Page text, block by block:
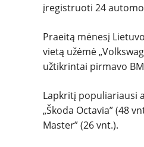
įregistruoti 24
Praeitą mėnesį
vietą užėmė
užtikrintai pirmavo
Lapkritį populiariausi
„Škoda Octavia” (48
Master” (26 vnt.).